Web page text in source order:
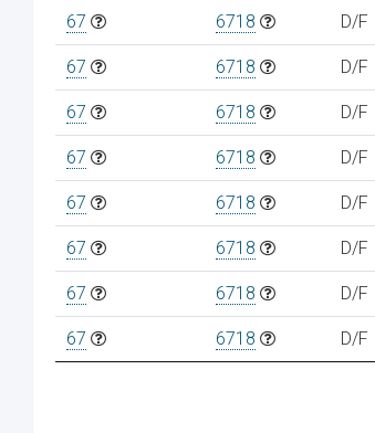
67 6718 D/F
67 6718 D/F
67 6718 D/F
67 6718 D/F
67 6718 D/F
67 6718 D/F
67 6718 D/F
67 6718 D/F